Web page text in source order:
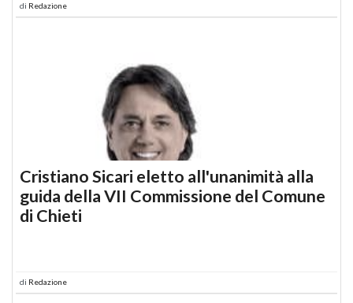
di Redazione
Cristiano Sicari eletto all'unanimità alla
guida della VII Commissione del Comune
di Chieti
di Redazione